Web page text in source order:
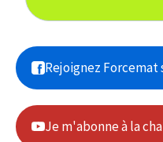
Rejoignez Forcemat
Je m'abonne à la